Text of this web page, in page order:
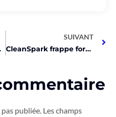
!
SUIVANT
CleanSpark frappe fort : 400MW de minage Bitcoin après un gros deal !
publiée. Les champs